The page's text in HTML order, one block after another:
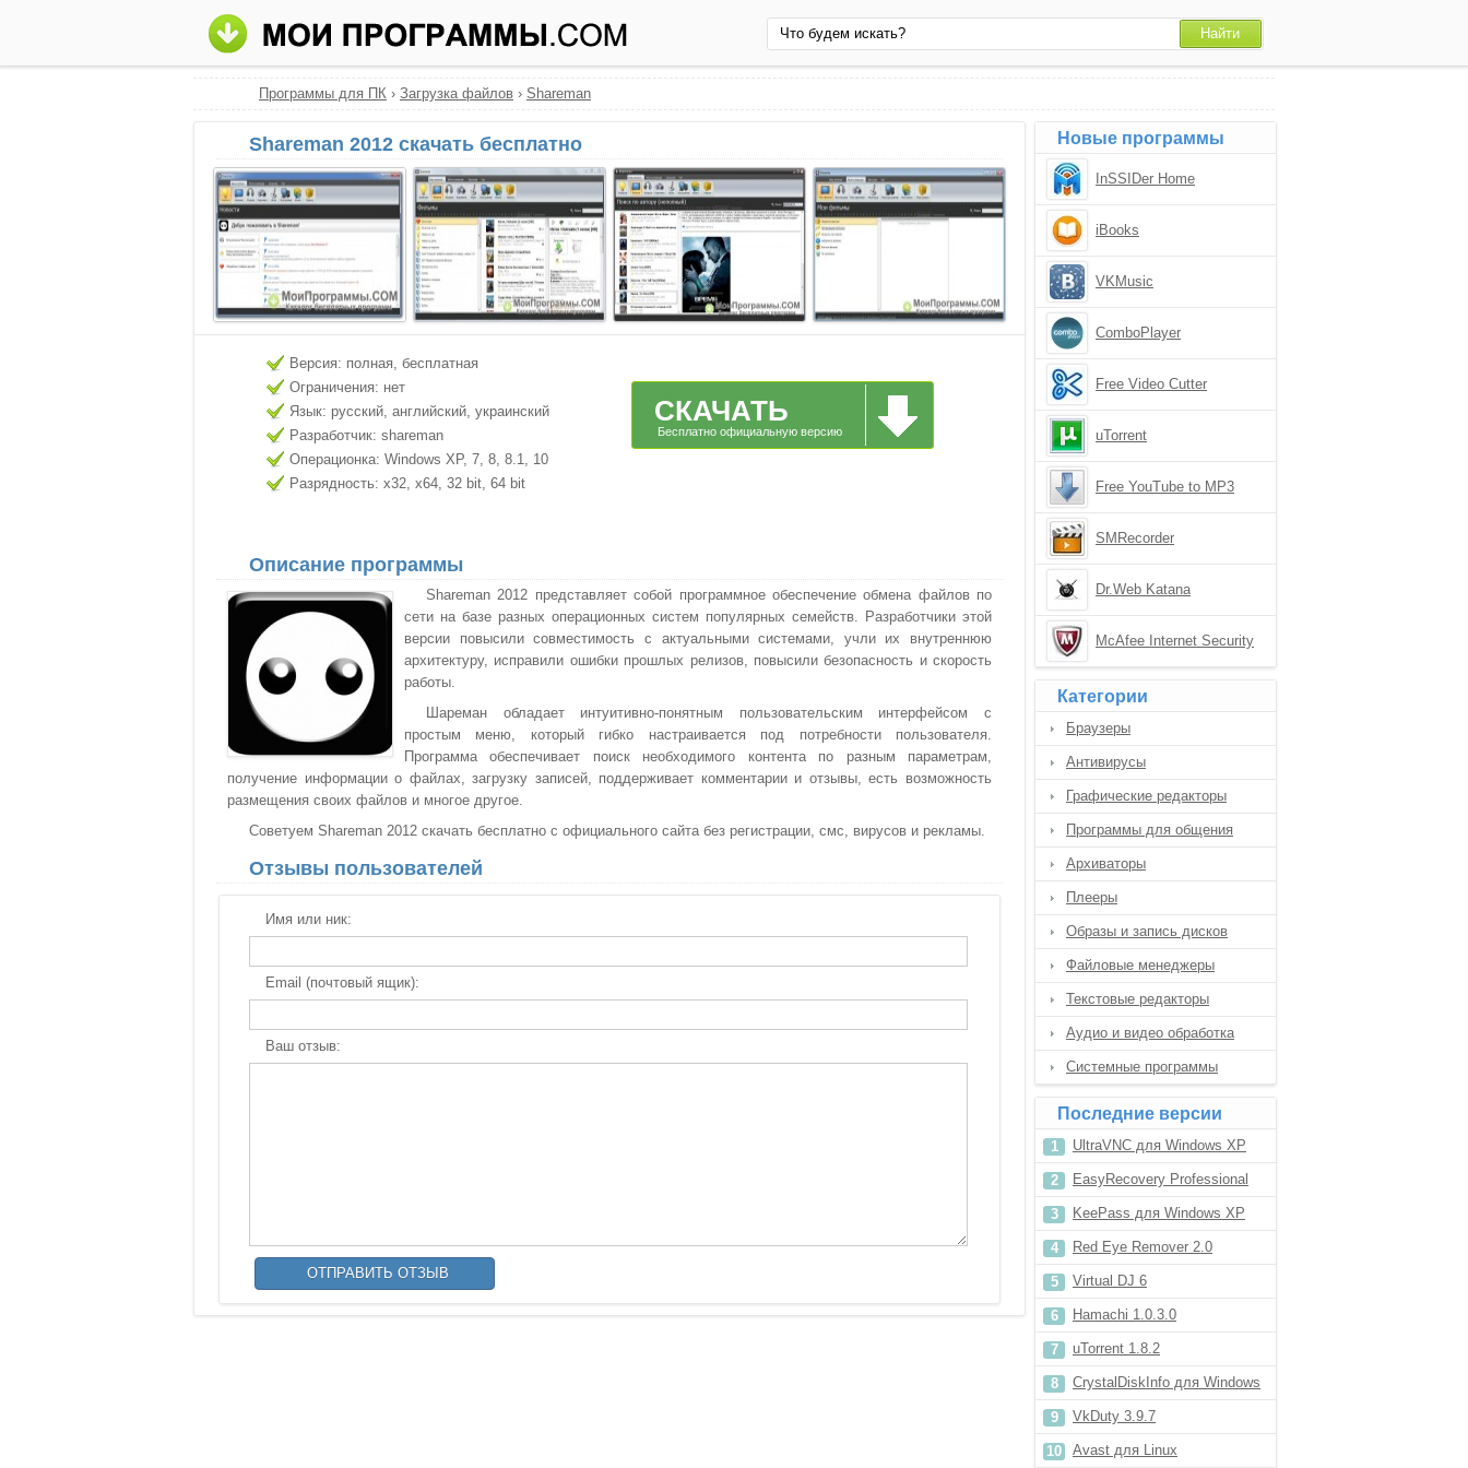
Программы для ПК › Загрузка файлов › Shareman
Shareman 2012 скачать бесплатно
Версия: полная, бесплатная
Ограничения: нет
Язык: русский, английский, украинский
Разработчик: shareman
Операционка: Windows XP, 7, 8, 8.1, 10
Разрядность: x32, x64, 32 bit, 64 bit
СКАЧАТЬ
Бесплатно официальную версию
Описание программы
Shareman 2012 представляет собой программное обеспечение обмена файлов по
сети на базе разных операционных систем популярных семейств. Разработчики этой
версии повысили совместимость с актуальными системами, учли их внутреннюю
архитектуру, исправили ошибки прошлых релизов, повысили безопасность и скорость
работы.
Шареман обладает интуитивно-понятным пользовательским интерфейсом с
простым меню, который гибко настраивается под потребности пользователя.
Программа обеспечивает поиск необходимого контента по разным параметрам,
получение информации о файлах, загрузку записей, поддерживает комментарии и отзывы, есть возможность
размещения своих файлов и многое другое.
Советуем Shareman 2012 скачать бесплатно с официального сайта без регистрации, смс, вирусов и рекламы.
Отзывы пользователей
Имя или ник:
Email (почтовый ящик):
Ваш отзыв:
Новые программы
InSSIDer Home
iBooks
VKMusic
ComboPlayer
Free Video Cutter
uTorrent
Free YouTube to MP3
SMRecorder
Dr.Web Katana
McAfee Internet Security
Категории
Браузеры
Антивирусы
Графические редакторы
Программы для общения
Архиваторы
Плееры
Образы и запись дисков
Файловые менеджеры
Текстовые редакторы
Аудио и видео обработка
Системные программы
Последние версии
UltraVNC для Windows XP
EasyRecovery Professional
11.5
KeePass для Windows XP
Red Eye Remover 2.0
Virtual DJ 6
Hamachi 1.0.3.0
uTorrent 1.8.2
CrystalDiskInfo для Windows
XP
VkDuty 3.9.7
Avast для Linux